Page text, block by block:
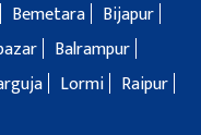
Bemetara
Bijapur
Balrampur
Lormi
Raipur